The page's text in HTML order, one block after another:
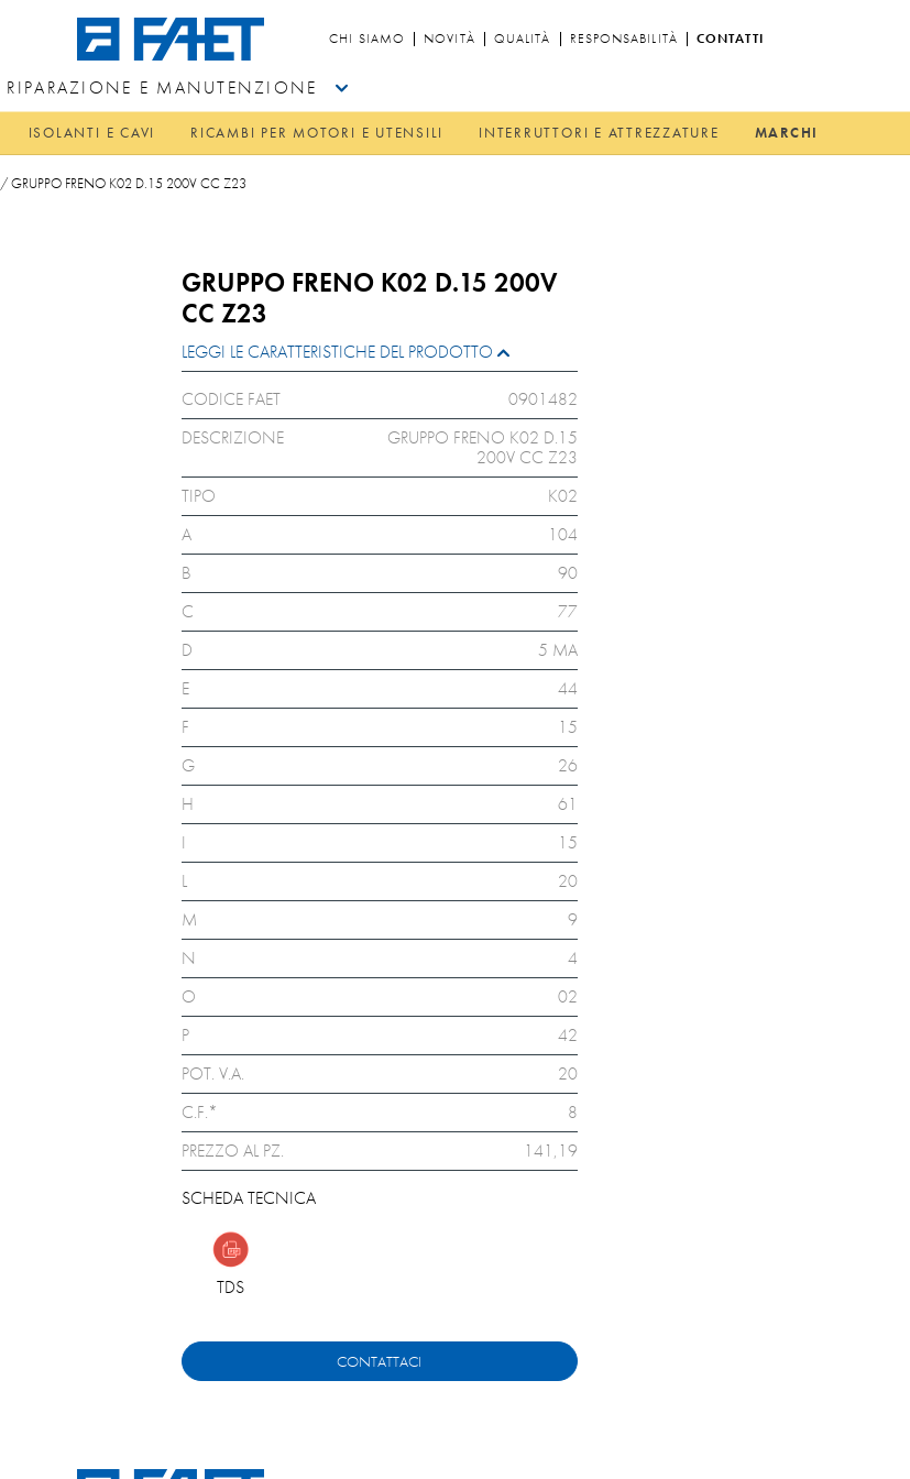
CHI SIAMO NOVITÀ QUALITÀ RESPONSABILITÀ CONTATTI
RIPARAZIONE E MANUTENZIONE
ISOLANTI E CAVI RICAMBI PER MOTORI E UTENSILI INTERRUTTORI E ATTREZZATURE MARCHI
/GRUPPO FRENO K02 D.15 200V CC Z23
GRUPPO FRENO K02 D.15 200V
CC Z23
LEGGI LE CARATTERISTICHE DEL PRODOTTO
CODICE FAET
0901482
DESCRIZIONE
GRUPPO FRENO K02 D.15
200V CC Z23
TIPO
K02
A
104
B
90
C
77
D
5 MA
E
44
F
15
G
26
H
61
I
15
L
20
M
9
N
4
O
02
P
42
POT. V.A.
20
C.F.*
8
PREZZO AL PZ.
141,19
SCHEDA TECNICA
TDS
CONTATTACI